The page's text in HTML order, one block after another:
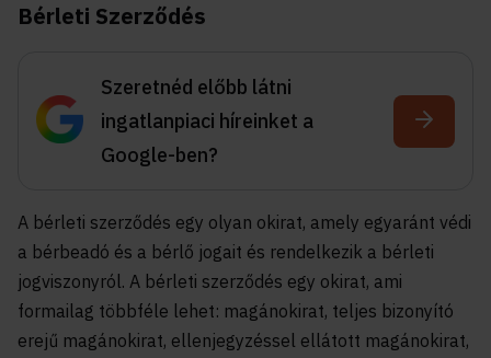
Bérleti Szerződés
Szeretnéd előbb látni
ingatlanpiaci híreinket a
Google-ben?
A bérleti szerződés egy olyan okirat, amely egyaránt védi
a bérbeadó és a bérlő jogait és rendelkezik a bérleti
jogviszonyról. A bérleti szerződés egy okirat, ami
formailag többféle lehet: magánokirat, teljes bizonyító
erejű magánokirat, ellenjegyzéssel ellátott magánokirat,